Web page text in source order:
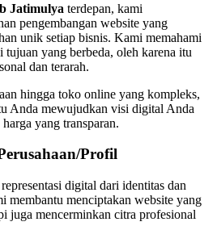
Jatimulya terdepan, kami
pengembangan website yang
unik setiap bisnis. Kami memahami
yang berbeda, oleh karena itu
dan terarah.
hingga toko online yang kompleks,
Anda mewujudkan visi digital Anda
yang transparan.
Profil
digital dari identitas dan
membantu menciptakan website yang
juga mencerminkan citra profesional